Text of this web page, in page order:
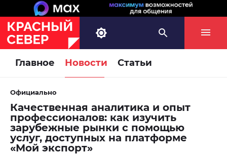
Главное Новости Статьи
Официально
Качественная аналитика и опыт
профессионалов: как изучить
зарубежные рынки с помощью
услуг, доступных на платформе
«Мой экспорт»